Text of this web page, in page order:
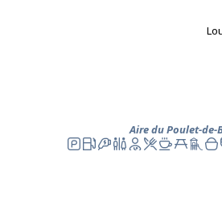
Aire du Poulet-de-